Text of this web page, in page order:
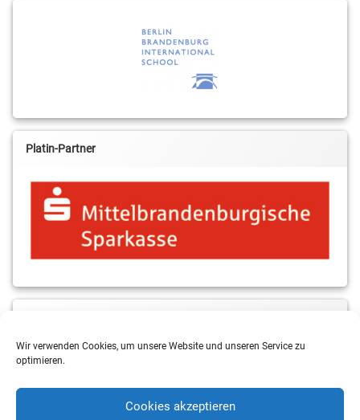
Wir verwenden Cookies, um unsere Website und unseren Service zu
optimieren.
Cookies akzeptieren
Platin-Partner